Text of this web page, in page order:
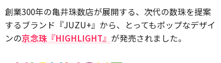
創業300年の亀井珠数店が展開する、次代の数珠を提案
するブランド『JUZU+』から、とってもポップなデザイ
ンの京念珠『HIGHLIGHT』 が発売されました。